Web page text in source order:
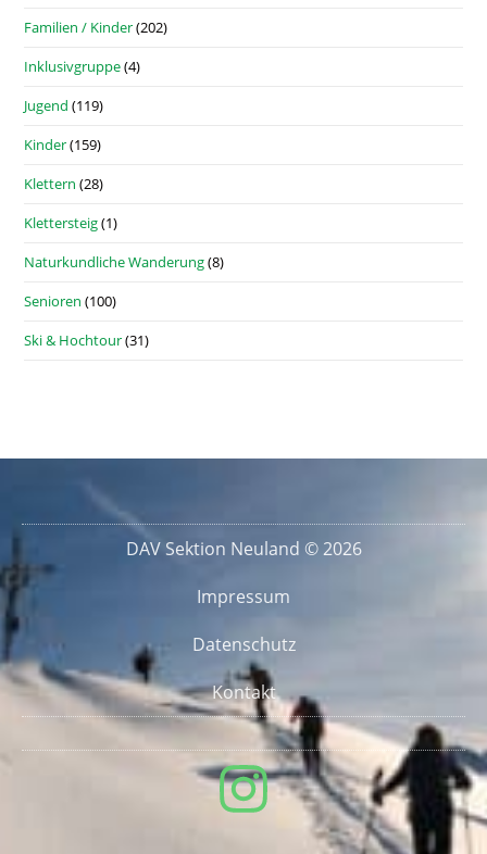
Familien / Kinder(202)
Inklusivgruppe(4)
Jugend (119)
Kinder(159)
Klettern (28)
Klettersteig(1)
Naturkundliche Wanderung(8)
Senioren (100)
Ski & Hochtour(31)
DAV Sektion Neuland © 2026
Impressum
Datenschutz
Kontakt